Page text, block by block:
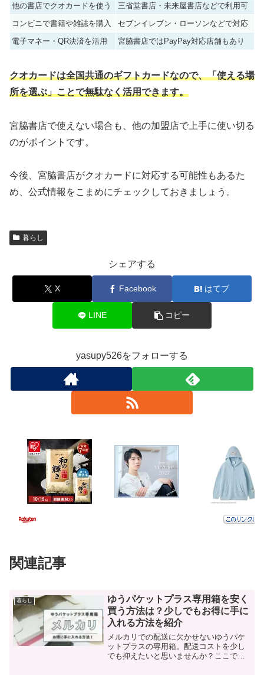
他の書店でクオカードを使う
三省堂書店・未来屋書店などで利用可
コンビニで書籍や雑誌を購入
セブンイレブン・ローソンなどで対応
電子マネー・QR決済を活用
宮脇書店ではPayPay対応店舗もあり
クオカードは全国共通のギフトカードなので、「使える場
所を選ぶ」ことで無駄なく活用できます。
宮脇書店で使えない場合も、他の加盟店で上手に使い切る
のがポイントです。
今後、宮脇書店がクオカードに対応する可能性もあるた
め、公式情報をこまめにチェックしておきましょう。
暮らし
シェアする
X Facebook はてブ
LINE コピー
yasupy526をフォローする
関連記事
暮らし
ゆうパケットプラス専用箱を安く
買う方法は？少しでもお得に手に
入れる方法を紹介
メルカリでの配送に欠かせないゆうパケ
ットプラスの専用箱。配送コストを少し
でも抑えたいと思いませんか？ここで